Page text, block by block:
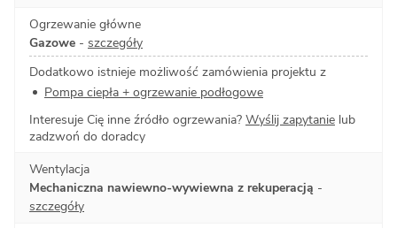
Ogrzewanie główne
Gazowe - szczegóły
Dodatkowo istnieje możliwość zamówienia projektu z
Pompa ciepła + ogrzewanie podłogowe
Interesuje Cię inne źródło ogrzewania? Wyślij zapytanie lub
zadzwoń do doradcy
Wentylacja
Mechaniczna nawiewno-wywiewna z rekuperacją -
szczegóły